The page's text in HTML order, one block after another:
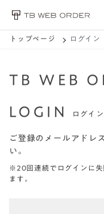
トップページ ログイン
TB WEB
LOGIN ログイン
ご登録のメールアドレ
い。
※20回連続でログインに失
ます。